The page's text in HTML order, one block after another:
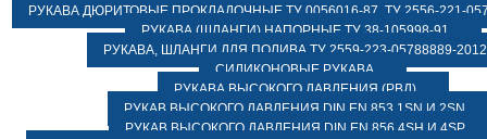
РУКАВА ДЮРИТОВЫЕ ПРОКЛАДОЧНЫЕ ТУ 0056016-87, ТУ 2556-221-
РУКАВА (ШЛАНГИ) НАПОРНЫЕ ТУ 38-105998-91
РУКАВА, ШЛАНГИ ДЛЯ ПОЛИВА ТУ 2559-223-05788889-2012
СИЛИКОНОВЫЕ РУКАВА
РУКАВА ВЫСОКОГО ДАВЛЕНИЯ (РВД)
РУКАВ ВЫСОКОГО ДАВЛЕНИЯ DIN EN 853 1SN И 2SN
РУКАВ ВЫСОКОГО ДАВЛЕНИЯ DIN EN 856 4SH И 4SP